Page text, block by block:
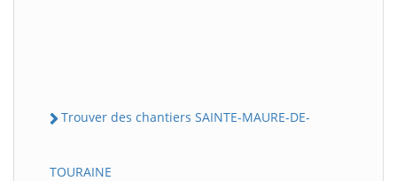
Trouver des chantiers SAINTE-MAURE-DE-
TOURAINE